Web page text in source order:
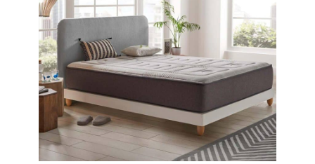
rafraîchi et prêt à saisir la
journée, sans douleur au
cou. Fabriqué en Italie :
vous pouvez être sûr
que votre oreiller
rafraîchissant Technogel
fabriqué avec le plus
grand soin et l'attention
à la qualité. Tous les
oreillers Technogel sont
vous souhaitez laver la mousse
à mémoire de forme, nous vous
recommandons de le faire à la
main. GARANTIE DE
SATISFACTION: Si vous n'êtes
pas satisfait de notre produit ou
si vous avez des questions,
veuillez nous contacter. Votre
satisfaction est très importante
pour nous. Nous garantissons
un remboursement à 100 % si
vous n'êtes pas satisfait du
produit.